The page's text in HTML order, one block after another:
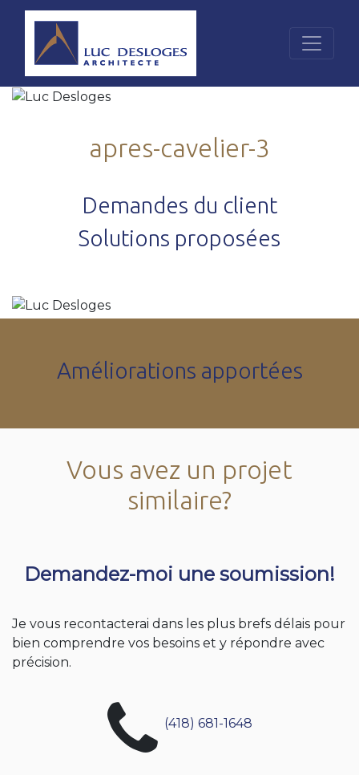
apres-cavelier-3
Demandes du client
Solutions proposées
Améliorations apportées
Vous avez un projet
similaire?
Demandez-moi une soumission!
Je vous recontacterai dans les plus brefs délais pour
bien comprendre vos besoins et y répondre avec
précision.
(418) 681-1648